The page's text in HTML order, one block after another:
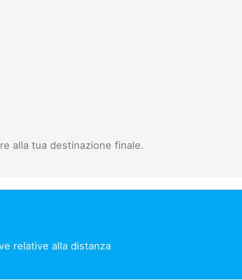
alla tua destinazione finale.
relative alla distanza